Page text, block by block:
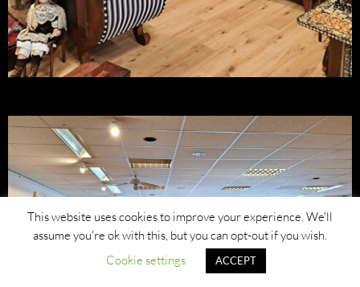
This website uses cookies to improve your experience. We'll
assume you're ok with this, but you can opt-out if you wish.
Cookie settings
ACCEPT